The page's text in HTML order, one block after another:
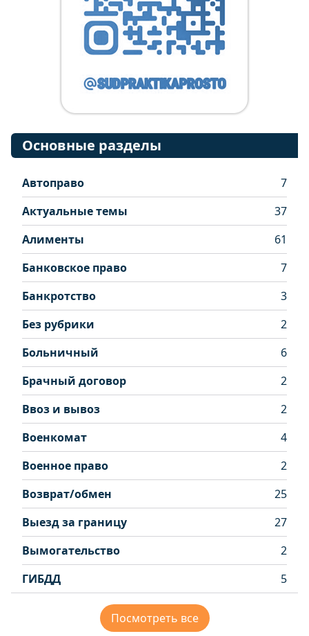
Основные разделы
Автоправо
7
Актуальные темы
37
Алименты
61
Банковское право
7
Банкротство
3
Без рубрики
2
Больничный
6
Брачный договор
2
Ввоз и вывоз
2
Военкомат
4
Военное право
2
Возврат/обмен
25
Выезд за границу
27
Вымогательство
2
ГИБДД
5
Посмотреть все